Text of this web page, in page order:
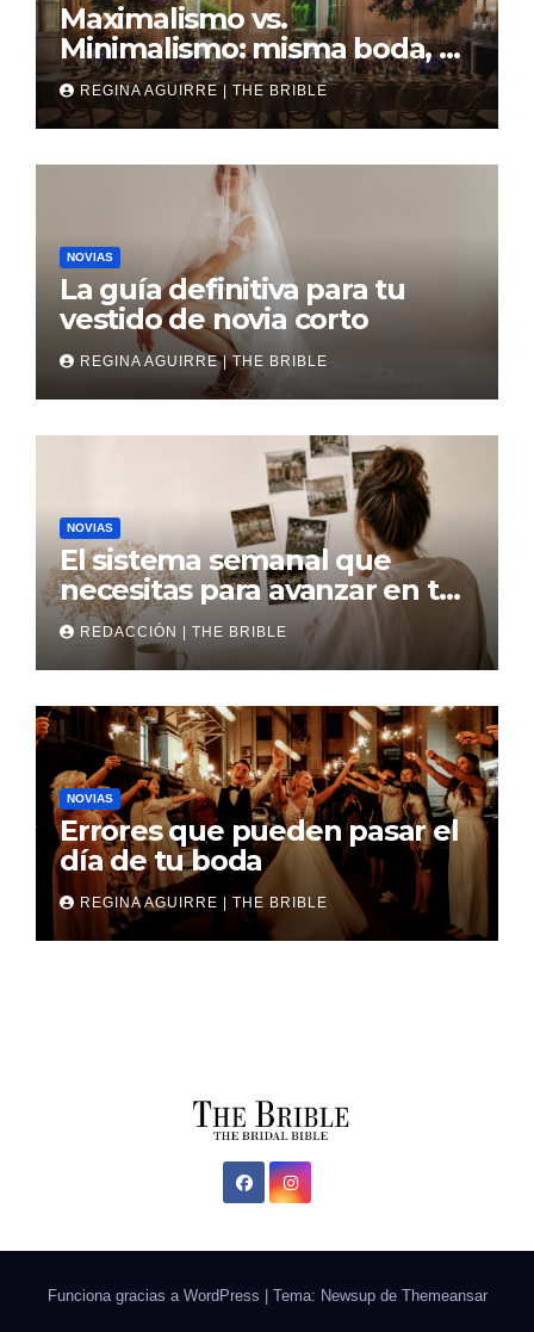
Maximalismo vs.
Minimalismo: misma boda, al
revés
REGINA AGUIRRE | THE BRIBLE
NOVIAS
La guía definitiva para tu
vestido de novia corto
REGINA AGUIRRE | THE BRIBLE
NOVIAS
El sistema semanal que
necesitas para avanzar en tu
boda
REDACCIÓN | THE BRIBLE
NOVIAS
Errores que pueden pasar el
día de tu boda
REGINA AGUIRRE | THE BRIBLE
Funciona gracias a WordPress | Tema: Newsup de Themeansar